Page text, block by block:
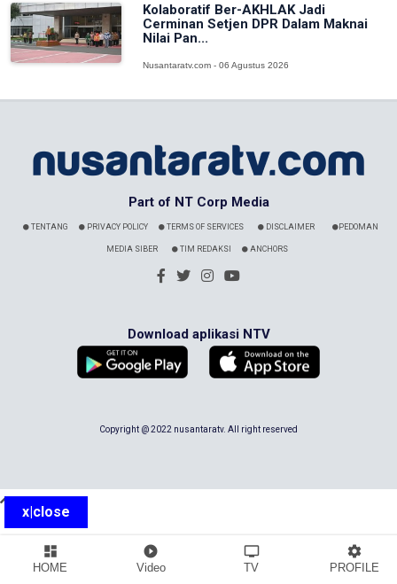
Kolaboratif Ber-AKHLAK Jadi
Cerminan Setjen DPR Dalam Maknai
Nilai Pan...
Nusantaratv.com - 06 Agustus 2026
Part of NT Corp Media
TENTANG PRIVACY POLICY TERMS OF SERVICES DISCLAIMER PEDOMAN
MEDIA SIBER TIM REDAKSI ANCHORS
Download aplikasi NTV
Copyright @ 2022 nusantaratv. All right reserved
x|close
dashboard
HOME
play_circle_filled
Video
tv
TV
settings
PROFILE